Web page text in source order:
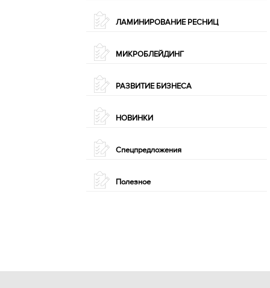
ЛАМИНИРОВАНИЕ РЕСНИЦ
МИКРОБЛЕЙДИНГ
РАЗВИТИЕ БИЗНЕСА
НОВИНКИ
Спецпредложения
Полезное